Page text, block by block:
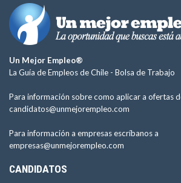
Un Mejor Empleo®
La Guía de Empleos de Chile - Bolsa de Trabajo
Para información sobre como aplicar a ofertas
candidatos@unmejorempleo.com
Para información a empresas escríbanos a
empresas@unmejorempleo.com
CANDIDATOS